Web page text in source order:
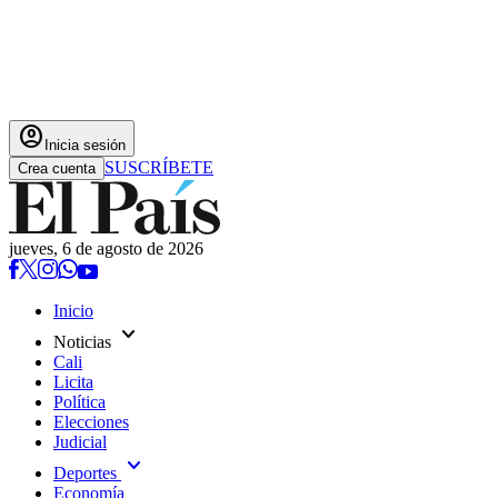
account_circle Inicia sesión
Crea cuenta SUSCRÍBETE
jueves, 6 de agosto de 2026
Inicio
Noticias expand_more
Cali
Licita
Política
Elecciones
Judicial
Deportes expand_more
Economía